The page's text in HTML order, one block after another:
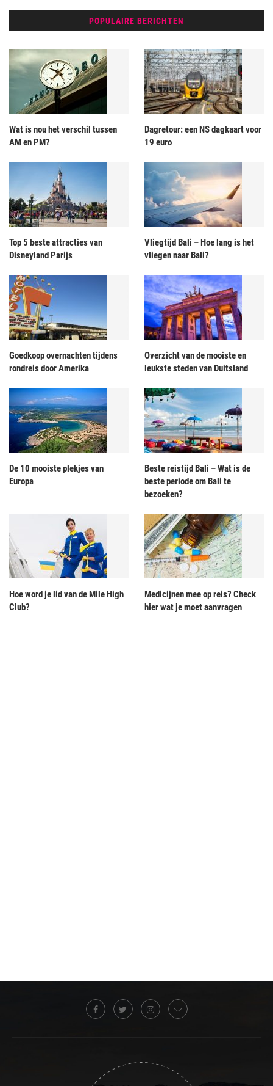
POPULAIRE BERICHTEN
Wat is nou het verschil tussen
AM en PM?
Dagretour: een NS dagkaart voor
19 euro
Top 5 beste attracties van
Disneyland Parijs
Vliegtijd Bali – Hoe lang is het
vliegen naar Bali?
Goedkoop overnachten tijdens
rondreis door Amerika
Overzicht van de mooiste en
leukste steden van Duitsland
De 10 mooiste plekjes van
Europa
Beste reistijd Bali – Wat is de
beste periode om Bali te
bezoeken?
Hoe word je lid van de Mile High
Club?
Medicijnen mee op reis? Check
hier wat je moet aanvragen